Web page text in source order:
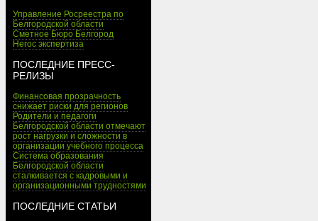
Управление Росреестра по
Белгородской области
Сметное Бюро Белгород
Негос экспертиза
ПОСЛЕДНИЕ ПРЕСС-
РЕЛИЗЫ
Финансовая прозрачность
снижает риски для регионов
Родители и педагоги
Белгородской области отмечают
рост нагрузки и сложности в
организации учебного процесса
Система образования
Белгородской области
сталкивается с кадровыми и
организационными трудностями
ПОСЛЕДНИЕ СТАТЬИ